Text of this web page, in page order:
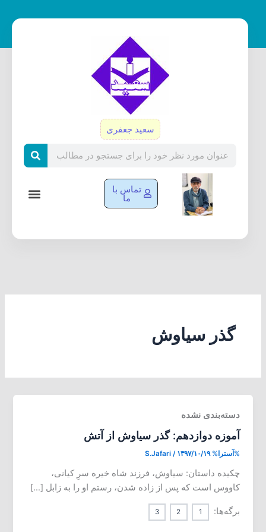
سعید جعفری
تماس با
ما
گذر سیاوش
دسته‌بندی نشده
آموزه دوازدهم: گذر سیاوش از آتش
%آسترا% S.Jafari / ۱۳۹۷/۱۰/۱۹
چکیده داستان: سیاوش، فرزند شاه خیره سرِ کیانی،
کاووس است که پس از زاده شدن، رستم او را به زابل […]
برگه‌ها: 1
2
3